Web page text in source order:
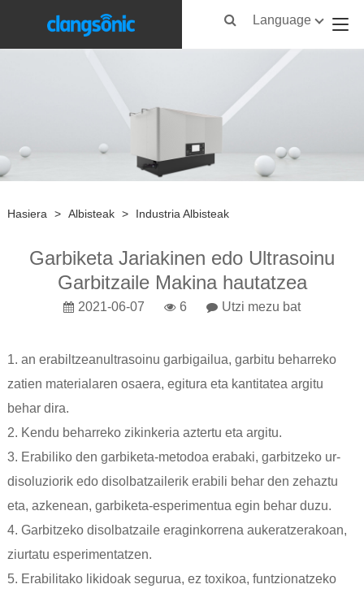
Language
Hasiera > Albisteak > Industria Albisteak
Garbiketa Jariakinen edo Ultrasoinu
Garbitzaile Makina hautatzea
2021-06-07 6 Utzi mezu bat
1. an erabiltzeanultrasoinu garbigailua, garbitu beharreko
zatien materialaren osaera, egitura eta kantitatea argitu
behar dira.
2. Kendu beharreko zikinkeria aztertu eta argitu.
3. Erabiliko den garbiketa-metodoa erabaki, garbitzeko ur-
disoluziorik edo disolbatzailerik erabili behar den zehaztu
eta, azkenean, garbiketa-esperimentua egin behar duzu.
4. Garbitzeko disolbatzaile eraginkorrena aukeratzerakoan,
ziurtatu esperimentatzen.
5. Erabilitako likidoak segurua, ez toxikoa, funtzionatzeko